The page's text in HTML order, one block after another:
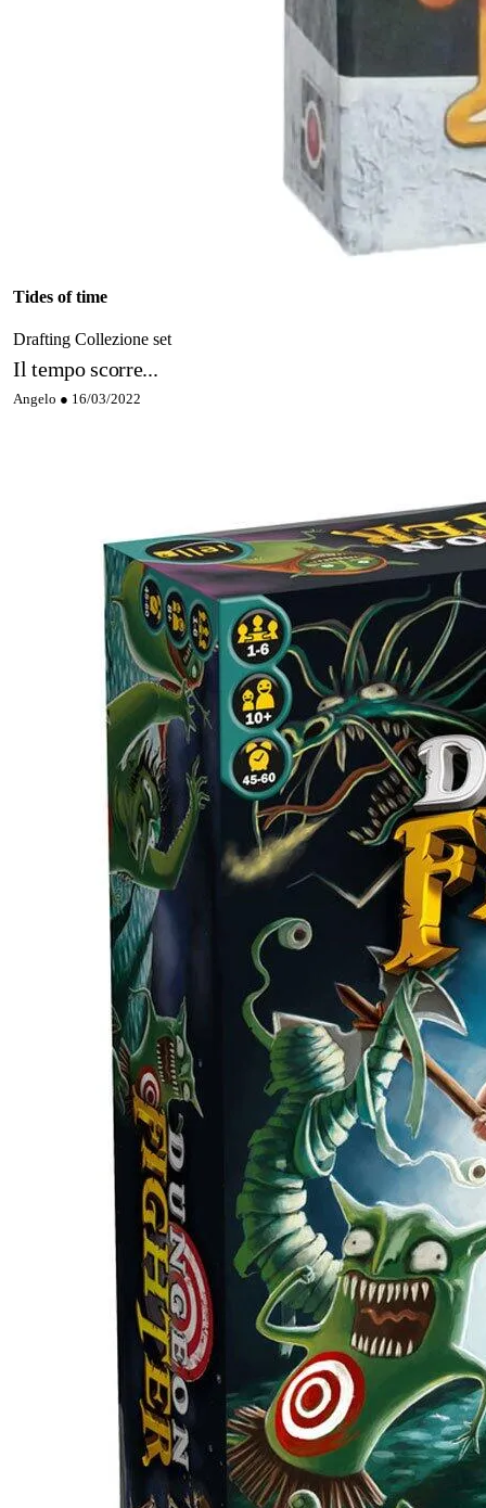
Tides of time
Drafting Collezione set
Il tempo scorre...
Angelo ● 16/03/2022